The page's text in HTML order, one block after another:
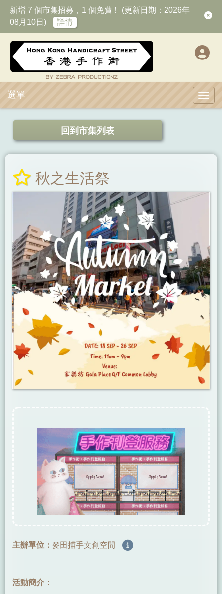
新增 7 個市集招募，1 個免費！ (更新日期：2026年
08月10日)
詳情
選單
回到市集列表
秋之生活祭
主辦單位： 麥田捕手文創空間
活動簡介：